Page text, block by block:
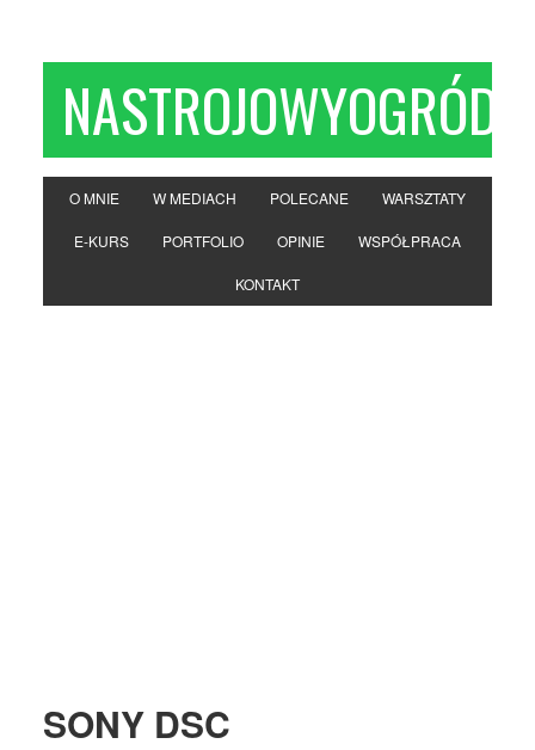
NASTROJOWYOGRÓD
O MNIE W MEDIACH POLECANE WARSZTATY
E-KURS PORTFOLIO OPINIE WSPÓŁPRACA
KONTAKT
SONY DSC